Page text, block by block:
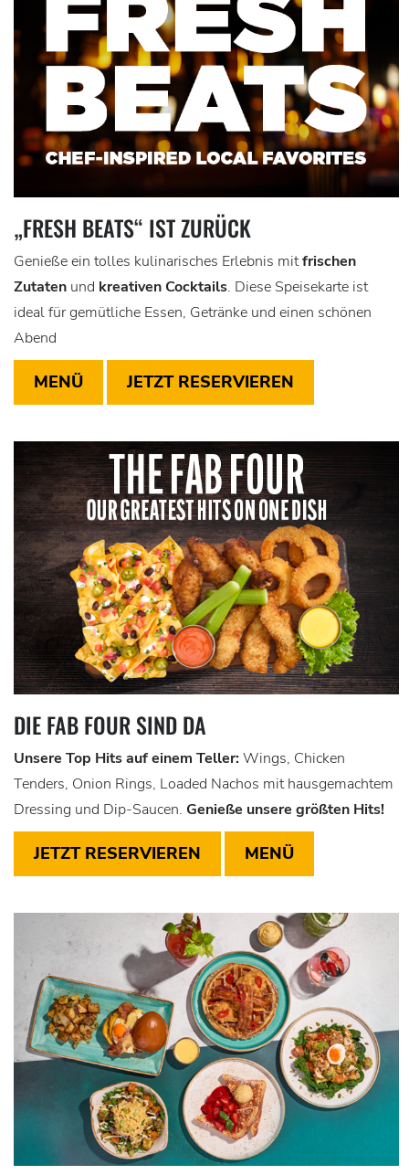
„FRESH BEATS“ IST ZURÜCK
Genieße ein tolles kulinarisches Erlebnis mitfrischen
Zutaten und kreativen Cocktails. Diese Speisekarte ist
ideal für gemütliche Essen, Getränke und einen schönen
Abend
MENÜ JETZT RESERVIEREN
DIE FAB FOUR SIND DA
Unsere Top Hits auf einem Teller:Wings, Chicken
Tenders, Onion Rings, Loaded Nachos mit hausgemachtem
Dressing und Dip-Saucen. Genieße unsere größten Hits!
JETZT RESERVIEREN MENÜ